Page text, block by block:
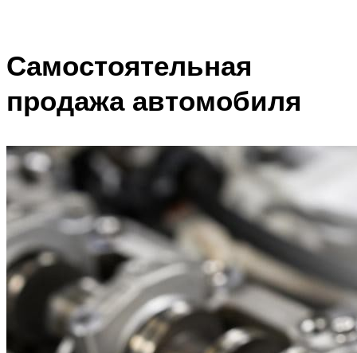
Самостоятельная
продажа автомобиля